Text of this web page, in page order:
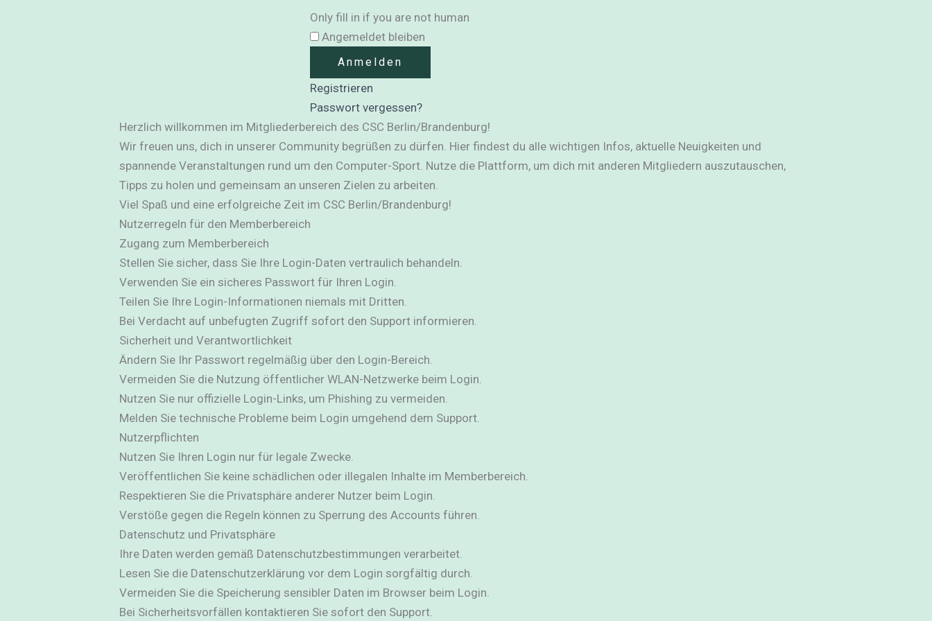
Only fill in if you are not human
Angemeldet bleiben
Registrieren
Passwort vergessen?
Herzlich willkommen im Mitgliederbereich des CSC Berlin/Brandenburg!
Wir freuen uns, dich in unserer Community begrüßen zu dürfen. Hier findest du alle wichtigen Infos, aktuelle Neuigkeiten und
spannende Veranstaltungen rund um den Computer-Sport. Nutze die Plattform, um dich mit anderen Mitgliedern auszutauschen,
Tipps zu holen und gemeinsam an unseren Zielen zu arbeiten.
Viel Spaß und eine erfolgreiche Zeit im CSC Berlin/Brandenburg!
Nutzerregeln für den Memberbereich
Zugang zum Memberbereich
Stellen Sie sicher, dass Sie Ihre Login-Daten vertraulich behandeln.
Verwenden Sie ein sicheres Passwort für Ihren Login.
Teilen Sie Ihre Login-Informationen niemals mit Dritten.
Bei Verdacht auf unbefugten Zugriff sofort den Support informieren.
Sicherheit und Verantwortlichkeit
Ändern Sie Ihr Passwort regelmäßig über den Login-Bereich.
Vermeiden Sie die Nutzung öffentlicher WLAN-Netzwerke beim Login.
Nutzen Sie nur offizielle Login-Links, um Phishing zu vermeiden.
Melden Sie technische Probleme beim Login umgehend dem Support.
Nutzerpflichten
Nutzen Sie Ihren Login nur für legale Zwecke.
Veröffentlichen Sie keine schädlichen oder illegalen Inhalte im Memberbereich.
Respektieren Sie die Privatsphäre anderer Nutzer beim Login.
Verstöße gegen die Regeln können zu Sperrung des Accounts führen.
Datenschutz und Privatsphäre
Ihre Daten werden gemäß Datenschutzbestimmungen verarbeitet.
Lesen Sie die Datenschutzerklärung vor dem Login sorgfältig durch.
Vermeiden Sie die Speicherung sensibler Daten im Browser beim Login.
Bei Sicherheitsvorfällen kontaktieren Sie sofort den Support.